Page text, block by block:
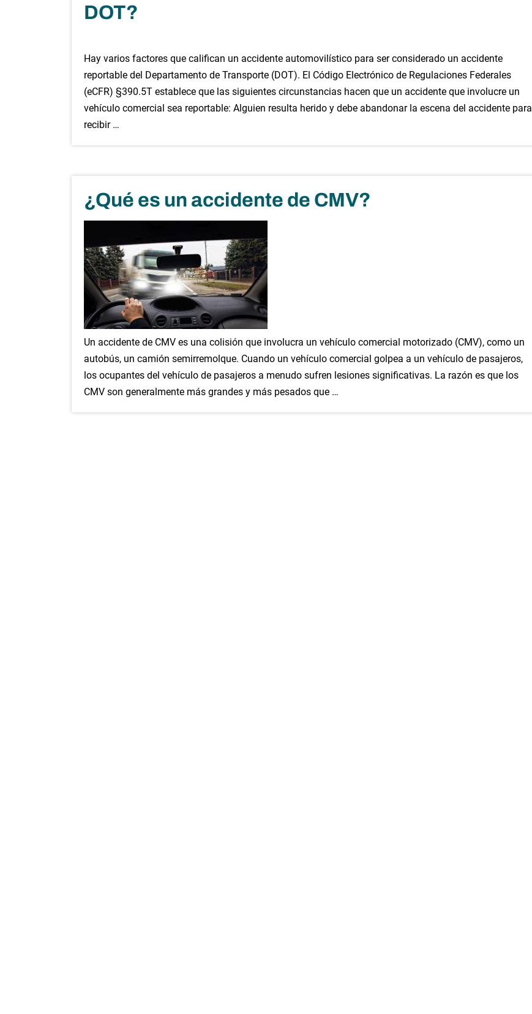
DOT?
Hay varios factores que califican un accidente automovilístico para ser considerado un accidente
reportable del Departamento de Transporte (DOT). El Código Electrónico de Regulaciones Federales
(eCFR) §390.5T establece que las siguientes circunstancias hacen que un accidente que involucre un
vehículo comercial sea reportable: Alguien resulta herido y debe abandonar la escena del accidente para
recibir …
¿Qué es un accidente de CMV?
Un accidente de CMV es una colisión que involucra un vehículo comercial motorizado (CMV), como un
autobús, un camión semirremolque. Cuando un vehículo comercial golpea a un vehículo de pasajeros,
los ocupantes del vehículo de pasajeros a menudo sufren lesiones significativas. La razón es que los
CMV son generalmente más grandes y más pesados que …